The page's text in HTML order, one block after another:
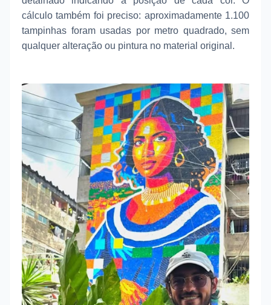
cálculo também foi preciso: aproximadamente 1.100
tampinhas foram usadas por metro quadrado, sem
qualquer alteração ou pintura no material original.